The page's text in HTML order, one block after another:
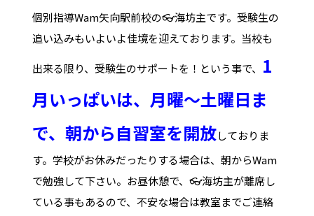
個別指導Wam矢向駅前校の👓海坊主です。受験生の
追い込みもいよいよ佳境を迎えております。当校も
出来る限り、受験生のサポートを！という事で、 1
月いっぱいは、月曜～土曜日ま
で、朝から自習室を開放しておりま
す。学校がお休みだったりする場合は、朝からWam
で勉強して下さい。お昼休憩で、👓海坊主が離席し
ている事もあるので、不安な場合は教室までご連絡